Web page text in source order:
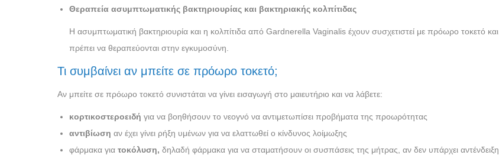
Θεραπεία ασυμπτωματικής βακτηριουρίας και βακτηριακής κολπίτιδας
Η ασυμπτωματική βακτηριουρία και η κολπίτιδα από Gardnerella Vaginalis έχουν συσχετιστεί με πρόωρο τοκετό και
πρέπει να θεραπεύονται στην εγκυμοσύνη.
Τι συμβαίνει αν μπείτε σε πρόωρο τοκετό;
Αν μπείτε σε πρόωρο τοκετό συνιστάται να γίνει εισαγωγή στο μαιευτήριο και να λάβετε:
κορτικοστεροειδή για να βοηθήσουν το νεογνό να αντιμετωπίσει προβήματα της προωρότητας
αντιβίωση αν έχει γίνει ρήξη υμένων για να ελαττωθεί ο κίνδυνος λοίμωξης
φάρμακα για τοκόλυση, δηλαδή φάρμακα για να σταματήσουν οι συσπάσεις της μήτρας, αν δεν υπάρχει αντένδειξη